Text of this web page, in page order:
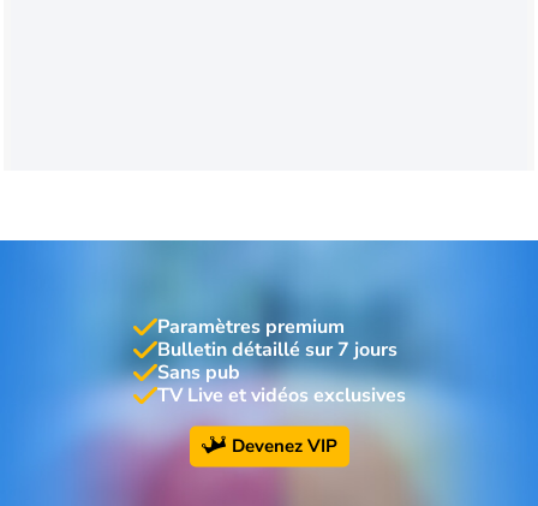
Paramètres premium
Bulletin détaillé sur 7 jours
Sans pub
TV Live et vidéos exclusives
Devenez VIP